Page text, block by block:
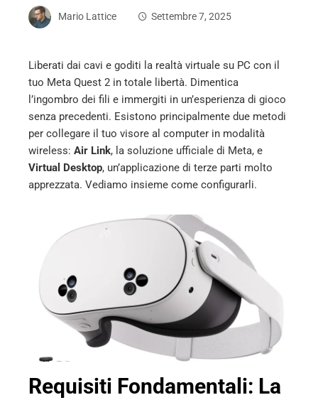
Mario Lattice Settembre 7, 2025
Liberati dai cavi e goditi la realtà virtuale su PC con il
tuo Meta Quest 2 in totale libertà. Dimentica
l’ingombro dei fili e immergiti in un’esperienza di gioco
senza precedenti. Esistono principalmente due metodi
per collegare il tuo visore al computer in modalità
wireless: Air Link, la soluzione ufficiale di Meta, e
Virtual Desktop, un’applicazione di terze parti molto
apprezzata. Vediamo insieme come configurarli.
Requisiti Fondamentali: La